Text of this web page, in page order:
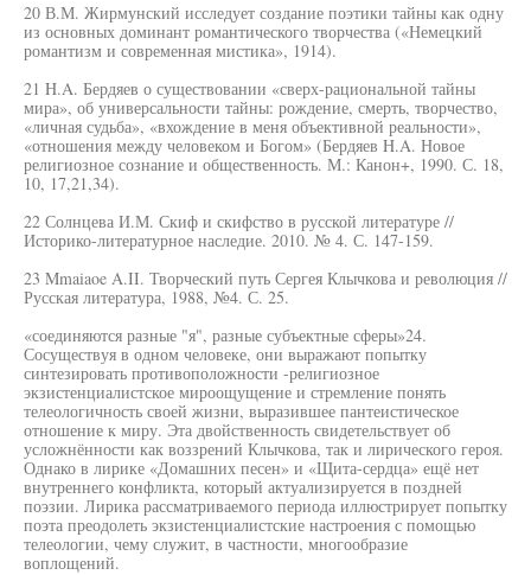
20 В.М. Жирмунский исследует создание поэтики тайны как одну
из основных доминант романтического творчества («Немецкий
романтизм и современная мистика», 1914).
21 H.A. Бердяев о существовании «сверх-рациональной тайны
мира», об универсальности тайны: рождение, смерть, творчество,
«личная судьба», «вхождение в меня объективной реальности»,
«отношения между человеком и Богом» (Бердяев H.A. Новое
религиозное сознание и общественность. М.: Канон+, 1990. С. 18,
10, 17,21,34).
22 Солнцева И.М. Скиф и скифство в русской литературе //
Историко-литературное наследие. 2010. № 4. С. 147-159.
23 Mmaiaoe A.II. Творческий путь Сергея Клычкова и революция //
Русская литература, 1988, №4. С. 25.
«соединяются разные "я", разные субъектные сферы»24.
Сосуществуя в одном человеке, они выражают попытку
синтезировать противоположности -религиозное
экзистенциалистское мироощущение и стремление понять
телеологичность своей жизни, выразившее пантеистическое
отношение к миру. Эта двойственность свидетельствует об
усложнённости как воззрений Клычкова, так и лирического героя.
Однако в лирике «Домашних песен» и «Щита-сердца» ещё нет
внутреннего конфликта, который актуализируется в поздней
поэзии. Лирика рассматриваемого периода иллюстрирует попытку
поэта преодолеть экзистенциалистские настроения с помощью
телеологии, чему служит, в частности, многообразие
воплощений.